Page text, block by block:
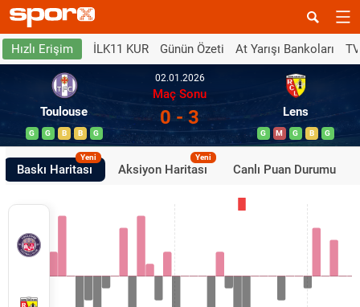
Hızlı Erişim İLK11 KUR Günün Özeti At Yarışı Bankoları
Toulouse
G G B B G
02.01.2026
Maç Sonu
0 - 3 Lens
G M G B G
Baskı Haritası
Yeni
Aksiyon Haritası
Yeni
Canlı Puan Durumu